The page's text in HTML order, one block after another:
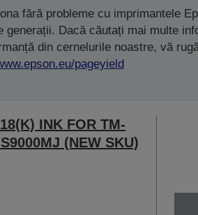
fără probleme cu imprimantele
Dacă căutați mai multe
din cernelurile noastre, vă
pageyield
INK FOR TM-
(NEW SKU)